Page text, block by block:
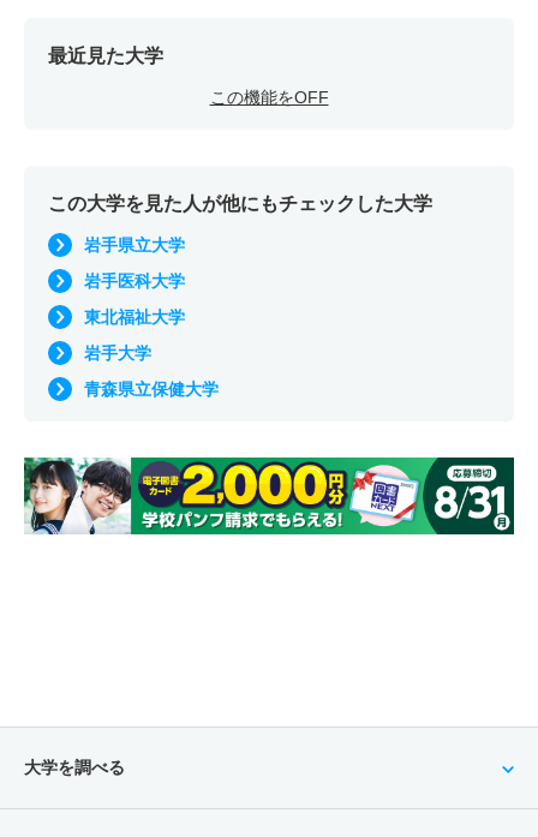
最近見た大学
この機能をOFF
この大学を見た人が他にもチェックした大学
岩手県立大学
岩手医科大学
東北福祉大学
岩手大学
青森県立保健大学
大学を調べる